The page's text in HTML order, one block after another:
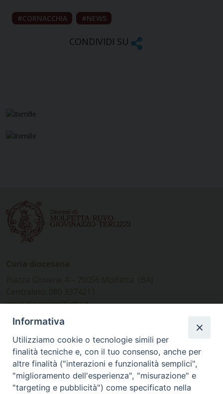
CORNACCHIA NEWS
CONDIVIDI SU
www.diocesimolfetta.it –
diocesimolfetta@pec.chiesacattolica.it
Ufficio Comunicazioni sociali
Piazza Giovene 4 – 70056 Molfetta (BA)
comunicazionisociali@diocesimolfetta.it
Informativa
Utilizziamo cookie o tecnologie simili per
finalità tecniche e, con il tuo consenso, anche per
altre finalità ("interazioni e funzionalità semplici",
"miglioramento dell'esperienza", "misurazione" e
"targeting e pubblicità") come specificato nella